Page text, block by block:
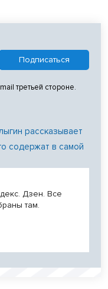
третьей стороне.
рассказывает
содержат в самой
Дзен. Все
там.